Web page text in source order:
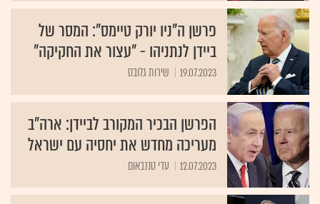
פרשן ה"ניו יורק טיימס": המסר של
ביידן לנתניהו - "עצור את החקיקה"
19.07.2023 שירות גלובס
הפרשן הבכיר המקורב לביידן: ארה"ב
מעריכה מחדש את יחסיה עם ישראל
12.07.2023 עדי טננבאום